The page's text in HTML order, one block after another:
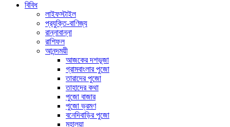
বিবিধ
লাইফস্টাইল
প্রযুক্তি-বাণিজ্য
রান্নাবান্না
রাশিফল
আনন্দময়ী
আজকের দশভূজা
গ্রামবাংলার পুজো
তারাদের পুজো
তাহাদের কথা
পুজো বাজার
পুজো ভ্রমণ
বনেদিবাড়ির পুজো
মহালয়া